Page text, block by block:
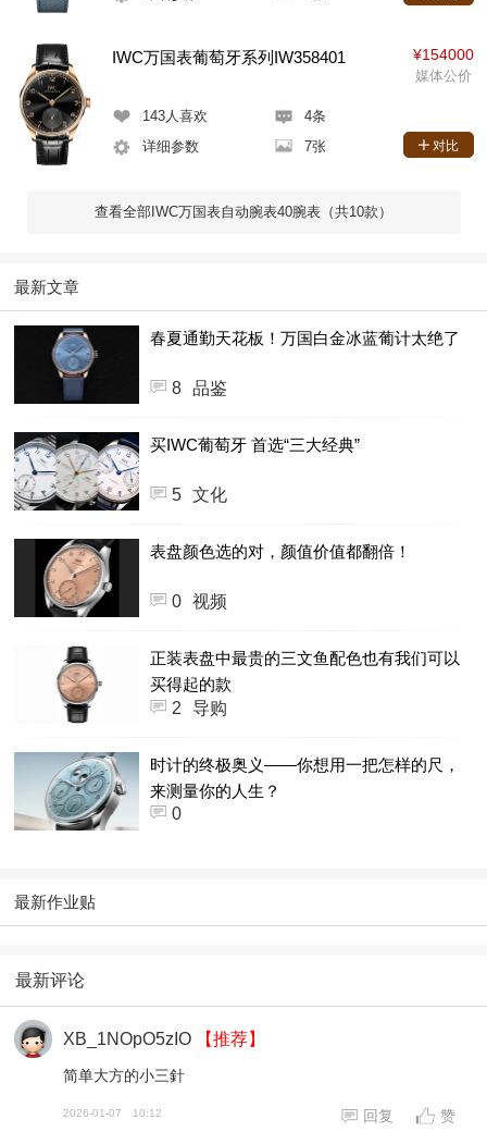
IWC万国表葡萄牙系列IW358401
143人喜欢
4条
详细参数
7张
¥154000
媒体公价
对比
查看全部IWC万国表自动腕表40腕表（共10款）
最新文章
春夏通勤天花板！万国白金冰蓝葡计太绝了
8 品鉴
买IWC葡萄牙 首选“三大经典”
5 文化
表盘颜色选的对，颜值价值都翻倍！
0 视频
正装表盘中最贵的三文鱼配色也有我们可以
买得起的款
2
导购
时计的终极奥义——你想用一把怎样的尺，
来测量你的人生？
0
最新作业贴
最新评论
XB_1NOpO5zIO 【推荐】
简单大方的小三針
2026-01-07 10:12 回复 赞